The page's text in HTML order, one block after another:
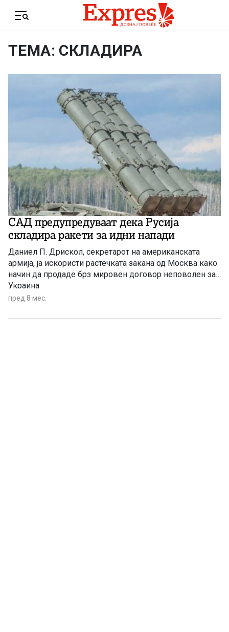
Menu
ТЕМА: СКЛАДИРА
САД предупредуваат дека Русија
складира ракети за идни напади
Даниел П. Дрискол, секретарот на американската
армија, ја искористи растечката закана од Москва како
начин да продаде брз мировен договор неповолен за
Украина
пред 8 мес.